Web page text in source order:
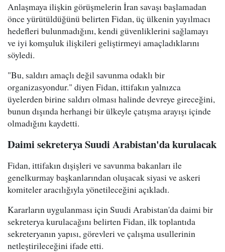
Anlaşmaya ilişkin görüşmelerin İran savaşı başlamadan
önce yürütüldüğünü belirten Fidan, üç ülkenin yayılmacı
hedefleri bulunmadığını, kendi güvenliklerini sağlamayı
ve iyi komşuluk ilişkileri geliştirmeyi amaçladıklarını
söyledi.
"Bu, saldırı amaçlı değil savunma odaklı bir
organizasyondur." diyen Fidan, ittifakın yalnızca
üyelerden birine saldırı olması halinde devreye gireceğini,
bunun dışında herhangi bir ülkeyle çatışma arayışı içinde
olmadığını kaydetti.
Daimi sekreterya Suudi Arabistan'da kurulacak
Fidan, ittifakın dışişleri ve savunma bakanları ile
genelkurmay başkanlarından oluşacak siyasi ve askeri
komiteler aracılığıyla yönetileceğini açıkladı.
Kararların uygulanması için Suudi Arabistan'da daimi bir
sekreterya kurulacağını belirten Fidan, ilk toplantıda
sekreteryanın yapısı, görevleri ve çalışma usullerinin
netleştirileceğini ifade etti.